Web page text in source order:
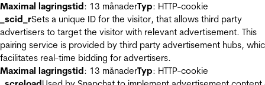
Maximal lagringstid: 13 månaderTyp: HTTP-cookie
_scid_rSets a unique ID for the visitor, that allows third party
advertisers to target the visitor with relevant advertisement. This
pairing service is provided by third party advertisement hubs,
facilitates real-time bidding for advertisers.
Maximal lagringstid: 13 månaderTyp: HTTP-cookie